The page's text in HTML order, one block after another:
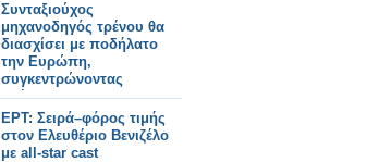
Συνταξιούχος
μηχανοδηγός τρένου θα
διασχίσει με ποδήλατο
την Ευρώπη,
συγκεντρώνοντας
χρήματα για
φιλανθρωπικό σκοπό
ΕΡΤ: Σειρά–φόρος τιμής
στον Ελευθέριο Βενιζέλο
με all-star cast